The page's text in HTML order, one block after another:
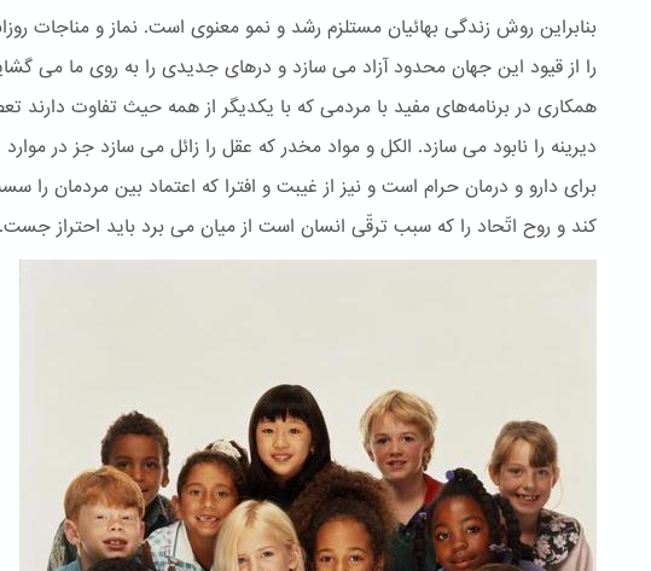
بنابراین روش زندگی بهائیان مستلزم رشد و نمو معنوی است. نماز و مناجات
را از قیود این جهان محدود آزاد می سازد و درهای جدیدی را به روی ما می
همکاری در برنامه‌های مفید با مردمی که با یکدیگر از همه حیث تفاوت دارند
دیرینه را نابود می سازد. الكل و مواد مخدر که عقل را زائل می سازد جز در موارد
برای دارو و درمان حرام است و نیز از غیبت و افترا که اعتماد بین مردمان را
کند و روح اتّحاد را که سبب ترقّی انسان است از میان می برد باید احتراز جست.